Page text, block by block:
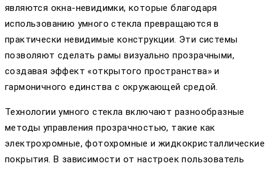
являются окна-невидимки, которые благодаря
использованию умного стекла превращаются в
практически невидимые конструкции. Эти системы
позволяют сделать рамы визуально прозрачными,
создавая эффект «открытого пространства» и
гармоничного единства с окружающей средой.
Технологии умного стекла включают разнообразные
методы управления прозрачностью, такие как
электрохромные, фотохромные и жидкокристаллические
покрытия. В зависимости от настроек пользователь